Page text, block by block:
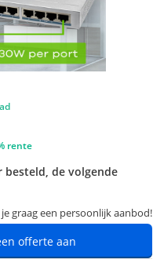
rente
besteld, de volgende
graag een persoonlijk aanbod!
offerte aan